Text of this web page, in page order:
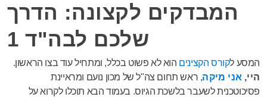
המבדקים לקצונה: הדרך
שלכם לבה"ד 1
המסע לקורס הקצינים הוא לא פשוט בכלל, ומתחיל עוד בצו הראשון.
היי, אני מיקה, ראש תחום צה"ל של מכון נועם ומראיינת
פסיכוטכנית לשעבר בלשכת הגיוס. בעמוד הבא תוכלו לקרוא על